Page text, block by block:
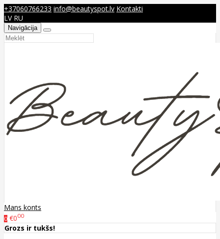
+37060766233 info@beautyspot.lv Kontakti
LV RU
Navigācija
Mans konts
0 €000
Grozs ir tukšs!